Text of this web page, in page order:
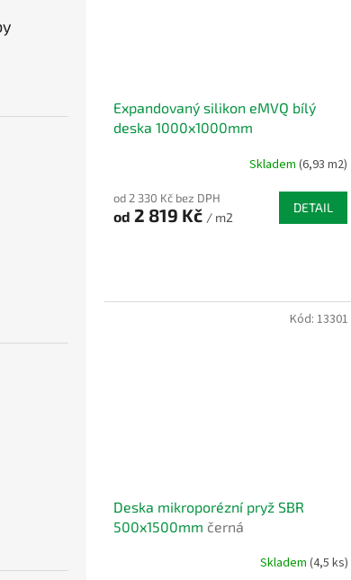
Expandovaný silikon eMVQ bílý
deska 1000x1000mm
Skladem (6,93 m2)
od 2 330 Kč bez DPH
od 2 819 Kč / m2
DETAIL
Deska mikroporézní pryž SBR
500x1500mm černá
Skladem (4,5 ks)
Kód: 13301